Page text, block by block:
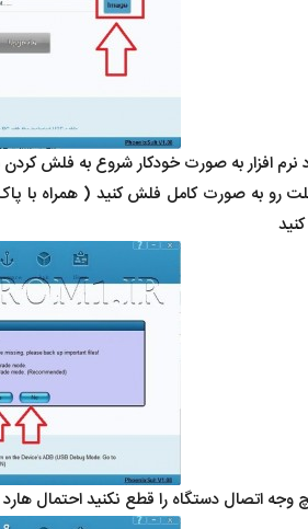
رو به صورت کامل فلش کنید ( همراه با
اتصال دستگاه را قطع نکنید احتمال